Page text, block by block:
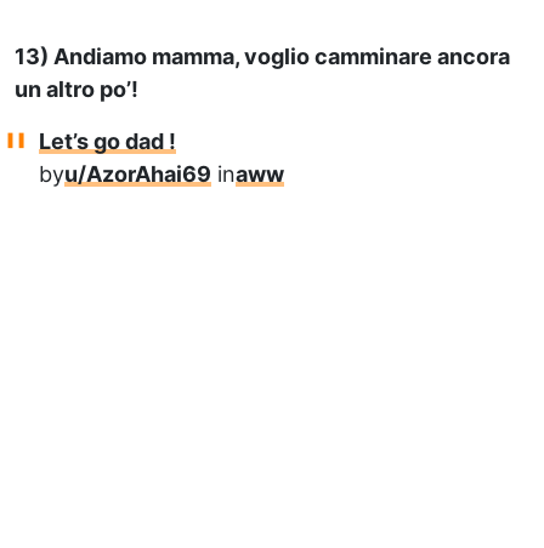
13) Andiamo mamma, voglio camminare ancora
un altro po’!
Let’s go dad !
byu/AzorAhai69 inaww